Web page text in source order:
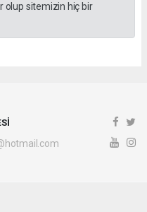
olup sitemizin hiç bir